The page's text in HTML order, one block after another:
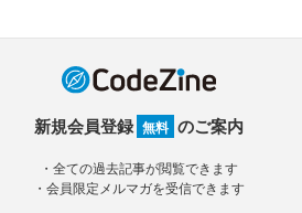
新規会員登録 無料 のご案内
・全ての過去記事が閲覧できます
・会員限定メルマガを受信できます